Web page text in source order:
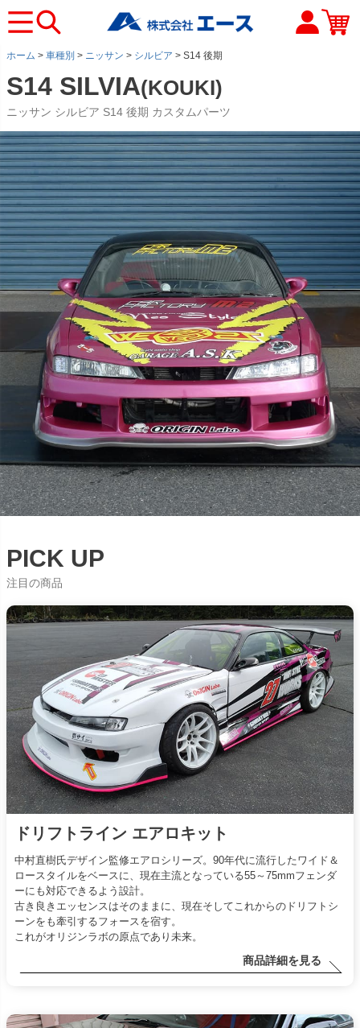
ホーム 車種別 ニッサン シルビア S14 後期
S14 SILVIA(KOUKI)
ニッサン シルビア S14 後期 カスタムパーツ
PICK UP
注目の商品
ドリフトライン エアロキット
中村直樹氏デザイン監修エアロシリーズ。90年代に流行したワイド＆
ロースタイルをベースに、現在主流となっている55～75mmフェンダ
ーにも対応できるよう設計。
古き良きエッセンスはそのままに、現在そしてこれからのドリフトシ
ーンをも牽引するフォースを宿す。
これがオリジンラボの原点であり未来。
商品詳細を見る